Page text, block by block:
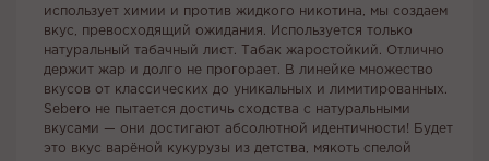
использует химии и против жидкого никотина, мы создаем
вкус, превосходящий ожидания. Используется только
натуральный табачный лист. Табак жаростойкий. Отлично
держит жар и долго не прогорает. В линейке множество
вкусов от классических до уникальных и лимитированных.
Sebero не пытается достичь сходства с натуральными
вкусами — они достигают абсолютной идентичности! Будет
это вкус варёной кукурузы из детства, мякоть спелой